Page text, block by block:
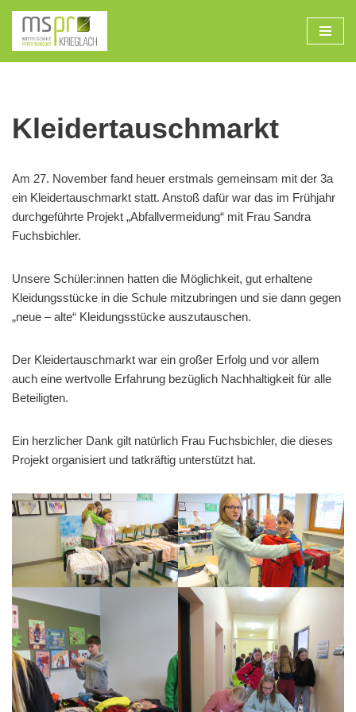
Zum
Inhalt
Kleidertauschmarkt
Am 27. November fand heuer erstmals gemeinsam mit der 3a
ein Kleidertauschmarkt statt. Anstoß dafür war das im Frühjahr
durchgeführte Projekt „Abfallvermeidung“ mit Frau Sandra
Fuchsbichler.
Unsere Schüler:innen hatten die Möglichkeit, gut erhaltene
Kleidungsstücke in die Schule mitzubringen und sie dann gegen
„neue – alte“ Kleidungsstücke auszutauschen.
Der Kleidertauschmarkt war ein großer Erfolg und vor allem
auch eine wertvolle Erfahrung bezüglich Nachhaltigkeit für alle
Beteiligten.
Ein herzlicher Dank gilt natürlich Frau Fuchsbichler, die dieses
Projekt organisiert und tatkräftig unterstützt hat.